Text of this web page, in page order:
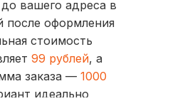
вашего адреса в
после оформления
стоимость
99 рублей, а
заказа — 1000
идеально